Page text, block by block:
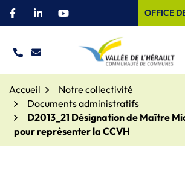
Aller
Facebook
(ouverture dans un nouvel onglet)
Linkedin
(ouverture dans un nouvel onglet)
YouTube
(ouverture dans un nouvel
OFFICE
TÉL. NOUS ÉCRIRE Site
Accueil
Notre collectivité
Documents administratifs
D2013_21 Désignation de Maître
pour représenter la CCVH